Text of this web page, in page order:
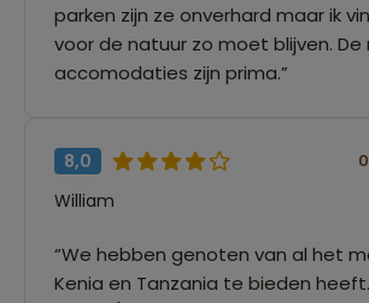
parken zijn ze onverhard maar ik
voor de natuur zo moet blijven.
accomodaties zijn prima.”
8,0
William
“We hebben genoten van al het
Kenia en Tanzania te bieden heeft.